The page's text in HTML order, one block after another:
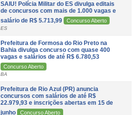
SAIU! Polícia Militar do ES divulga editais
de concursos com mais de 1.000 vagas e
salário de R$ 5.713,99
Concurso Aberto
ES
Prefeitura de Formosa do Rio Preto na
Bahia divulga concurso com quase 400
vagas e salários de até R$ 6.780,53
Concurso Aberto
BA
Prefeitura de Rio Azul (PR) anuncia
concursos com salários de até R$
22.979,93 e inscrições abertas em 15 de
junho
Concurso Aberto